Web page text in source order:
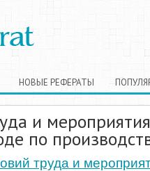
НОВЫЕ РЕФЕРАТЫ
и
по
труда и